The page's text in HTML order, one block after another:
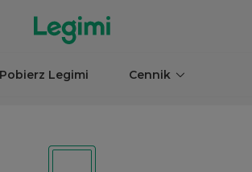
Pobierz Legimi Cennik